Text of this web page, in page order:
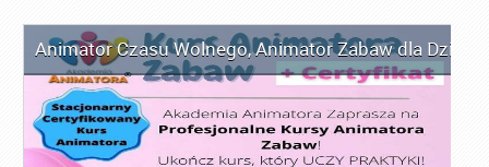
Animator Czasu Wolnego,Animator Zabaw dla Dzieci